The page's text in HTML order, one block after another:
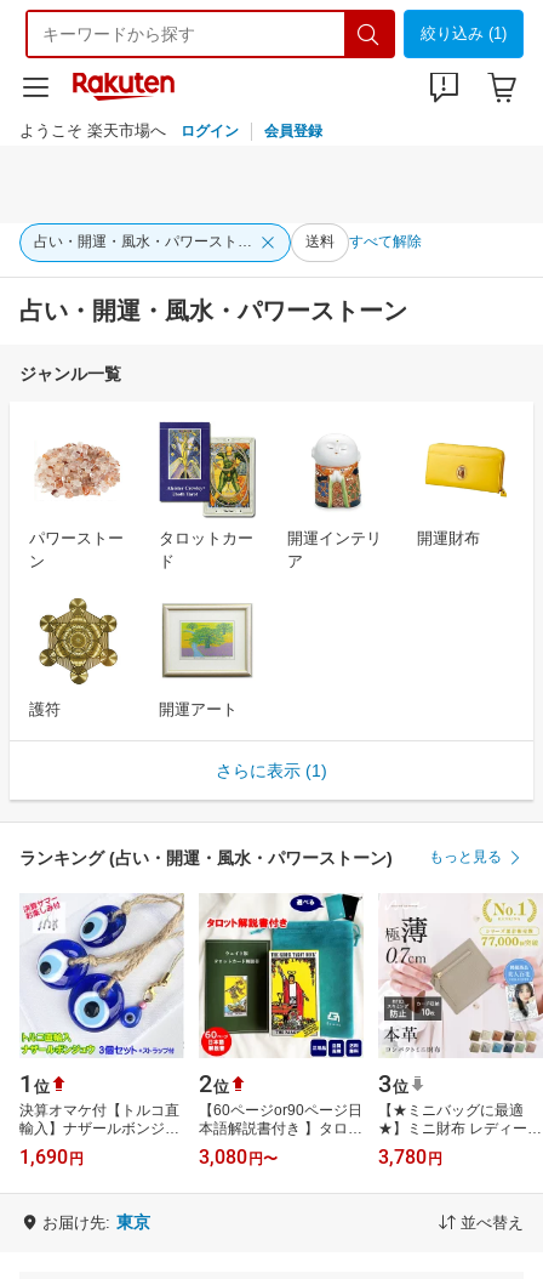
ようこそ 楽天市場へ ログイン 会員登録
絞り込み (1)
占い・開運・風水・パワーストーン 送料 すべて解除
占い・開運・風水・パワーストーン
ジャンル一覧
パワーストー
ン
タロットカー
ド
開運インテリ
ア
開運財布
護符 開運アート
さらに表示 (1)
ランキング (占い・開運・風水・パワーストーン) もっと見る
1 位
決算オマケ付【トルコ直
輸入】ナザールボンジュ
ウ3個＋ストラップセッ
ト【ネコポス限定送料無
1,690円
2位
【60ページor90ページ日
本語解説書付き 】タロッ
トカード 日本語解説書付
き 初心者 正規品 ポーチ
3,080円〜
3位
【★ミニバッグに最適
★】ミニ財布 レディース
二つ折 革 かわいい 軽量
小さい 薄い 財布 二つ折
3,780円
お届け先: 東京 並べ替え